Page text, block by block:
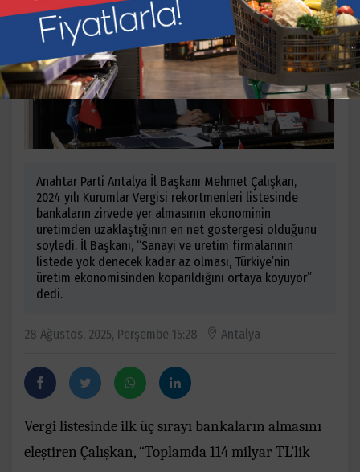
Anahtar Parti Antalya İl Başkanı Mehmet Çalışkan,
2024 yılı Kurumlar Vergisi rekortmenleri listesinde
bankaların zirvede yer almasının ekonominin
üretimden uzaklaştığının en net göstergesi olduğunu
söyledi. İl Başkanı, “Sanayi ve üretim firmalarının
listede yok denecek kadar az olması, Türkiye’nin
üretim ekonomisinden koparıldığını ortaya koyuyor”
dedi.
28 Ağustos, 2025, Perşembe 15:28 Antalya
Vergi listesinde ilk üç sırayı bankaların almasını
eleştiren Çalışkan, “Toplamda 114 milyar TL’lik